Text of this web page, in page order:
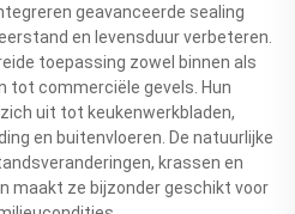
geavanceerde sealing
en levensduur verbeteren.
toepassing zowel binnen als
tot commerciële gevels. Hun
uit tot keukenwerkbladen,
en buitenvloeren. De natuurlijke
krassen en
maakt ze bijzonder geschikt voor